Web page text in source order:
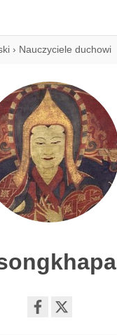
› Nauczyciele duchowi